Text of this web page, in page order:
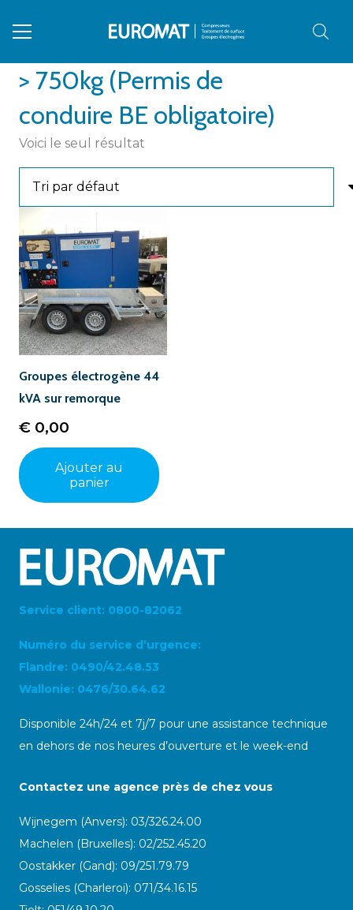
> 750kg (Permis de
conduire BE obligatoire)
Voici le seul résultat
Groupes électrogène 44
kVA sur remorque
€ 0,00
Ajouter au
panier
Service client: 0800-82062
Numéro du service d’urgence:
Flandre: 0490/42.48.53
Wallonie: 0476/30.64.62
Disponible 24h/24 et 7j/7 pour une assistance technique
en dehors de nos heures d’ouverture et le week-end
Contactez une agence près de chez vous
Wijnegem (Anvers): 03/326.24.00
Machelen (Bruxelles): 02/252.45.20
Oostakker (Gand): 09/251.79.79
Gosselies (Charleroi): 071/34.16.15